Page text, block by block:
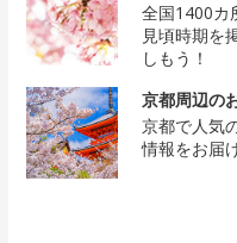
全国1400カ
見頃時期を
しもう！
京都周辺の
京都で人気
情報をお届